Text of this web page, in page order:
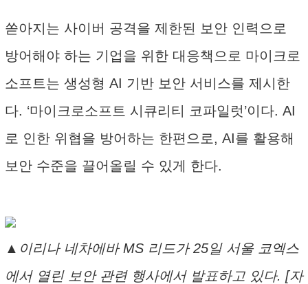
쏟아지는 사이버 공격을 제한된 보안 인력으로
방어해야 하는 기업을 위한 대응책으로 마이크로
소프트는 생성형 AI 기반 보안 서비스를 제시한
다. ‘마이크로소프트 시큐리티 코파일럿’이다. AI
로 인한 위협을 방어하는 한편으로, AI를 활용해
보안 수준을 끌어올릴 수 있게 한다.
▲이리나 네차에바 MS 리드가 25일 서울 코엑스
에서 열린 보안 관련 행사에서 발표하고 있다. [자